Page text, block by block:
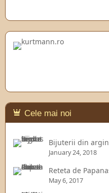
Cele mai noi
Bijuterii din
January 24, 2018
Reteta de
May 6, 2017